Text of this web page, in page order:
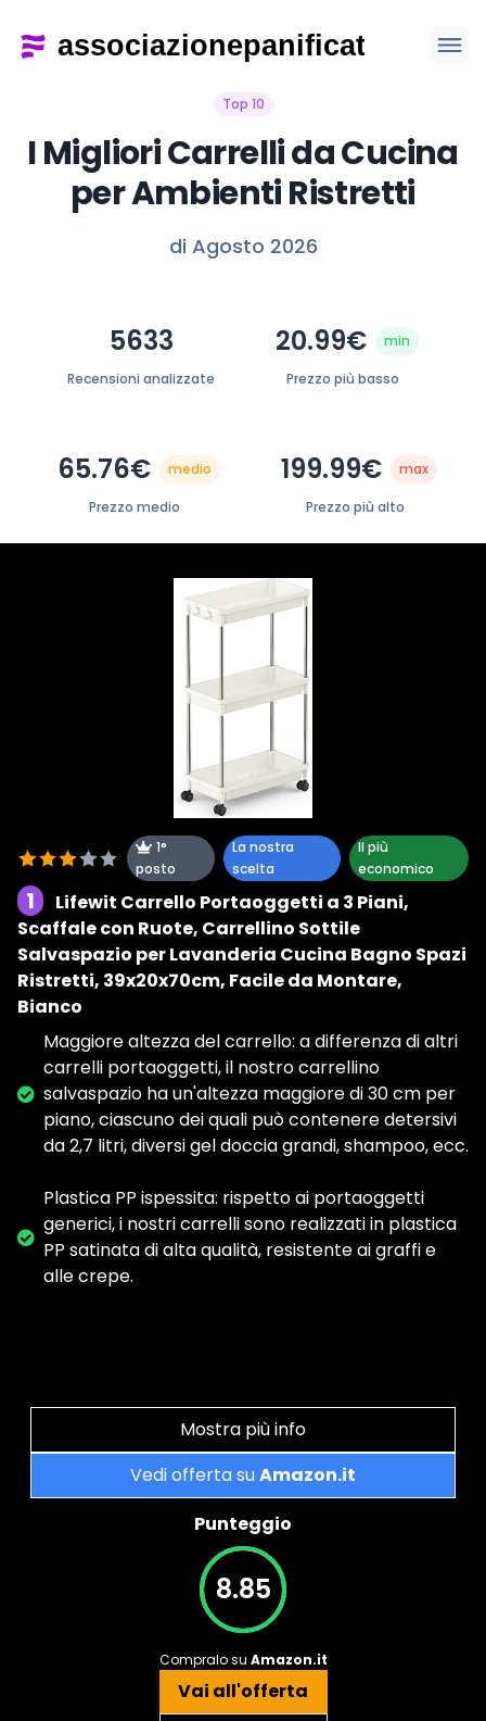
Top 10
I Migliori Carrelli da Cucina
per Ambienti Ristretti
di Agosto 2026
5633
Recensioni analizzate
20.99€ min
Prezzo più basso
65.76€ medio
Prezzo medio
199.99€ max
Prezzo più alto
1°
posto
La nostra
scelta
Il più
economico
1
Lifewit Carrello Portaoggetti a 3 Piani,
Scaffale con Ruote, Carrellino Sottile
Salvaspazio per Lavanderia Cucina Bagno Spazi
Ristretti, 39x20x70cm, Facile da Montare,
Bianco
Maggiore altezza del carrello: a differenza di altri
carrelli portaoggetti, il nostro carrellino
salvaspazio ha un'altezza maggiore di 30 cm per
piano, ciascuno dei quali può contenere detersivi
da 2,7 litri, diversi gel doccia grandi, shampoo, ecc.
Plastica PP ispessita: rispetto ai portaoggetti
generici, i nostri carrelli sono realizzati in plastica
PP satinata di alta qualità, resistente ai graffi e
alle crepe.
Mostra più info
Vedi offerta suAmazon.it
Punteggio
8.85
Compralo su Amazon.it
Vai all'offerta